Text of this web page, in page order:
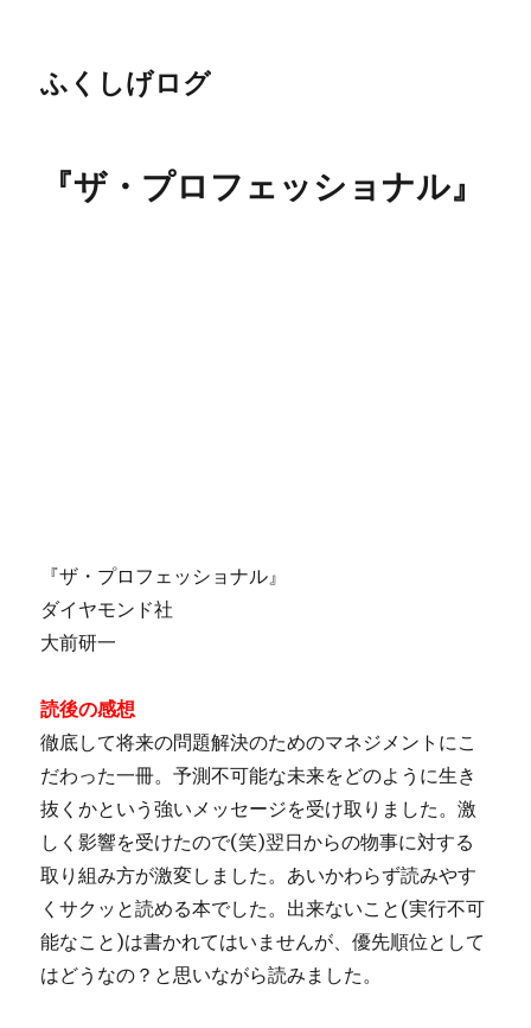
ふくしげログ
『ザ・プロフェッショナル』
『ザ・プロフェッショナル』
ダイヤモンド社
大前研一
読後の感想
徹底して将来の問題解決のためのマネジメントにこ
だわった一冊。予測不可能な未来をどのように生き
抜くかという強いメッセージを受け取りました。激
しく影響を受けたので(笑)翌日からの物事に対する
取り組み方が激変しました。あいかわらず読みやす
くサクッと読める本でした。出来ないこと(実行不可
能なこと)は書かれてはいませんが、優先順位として
はどうなの？と思いながら読みました。